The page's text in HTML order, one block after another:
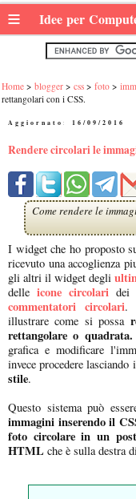
≡ Idee per
Home blogger css foto
rettangolari con i CSS.
Aggiornato: 16/09/2016
Rendere circolari le
Come rendere le
I widget che ho proposto
ricevuto una accoglienza
gli altri il widget degli
delleicone circolari dei
commentatori circolari.
illustrare come si possa
rettangolare o quadrata.
grafica e modificare
invece procedere
stile.
Questo sistema può
immagini inserendo il
foto circolare in un post
HTML che è sulla destra